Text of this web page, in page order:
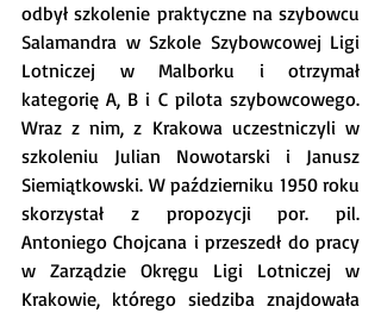
odbył szkolenie praktyczne na szybowcu
Salamandra w Szkole Szybowcowej Ligi
Lotniczej w Malborku i otrzymał
kategorię A, B i C pilota szybowcowego.
Wraz z nim, z Krakowa uczestniczyli w
szkoleniu Julian Nowotarski i Janusz
Siemiątkowski. W październiku 1950 roku
skorzystał z propozycji por. pil.
Antoniego Chojcana i przeszedł do pracy
w Zarządzie Okręgu Ligi Lotniczej w
Krakowie, którego siedziba znajdowała